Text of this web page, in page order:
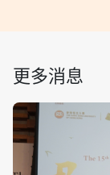
更多消息